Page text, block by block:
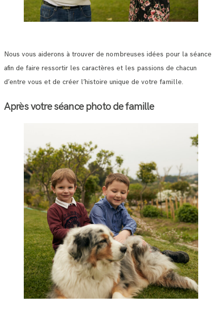
Nous vous aiderons à trouver de nombreuses idées pour la séance
afin de faire ressortir les caractères et les passions de chacun
d’entre vous et de créer l’histoire unique de votre famille.
Après votre séance photo de famille